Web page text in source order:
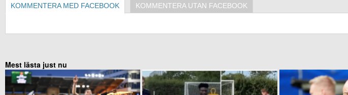
KOMMENTERA MED FACEBOOK KOMMENTERA UTAN FACEBOOK
Mest lästa just nu